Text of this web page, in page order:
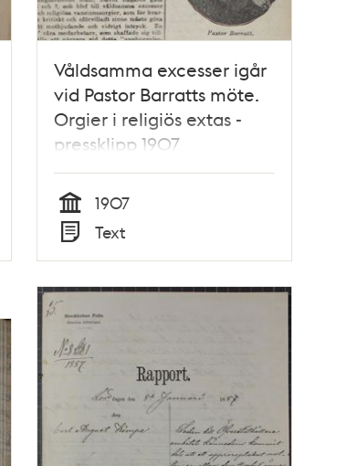
Våldsamma excesser igår
vid Pastor Barratts möte.
Orgier i religiös extas -
pressklipp 1907
Tid
1907
Typ
Text